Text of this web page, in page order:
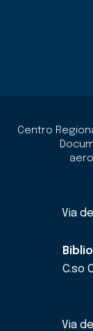
Centro
Via
C.so
Via